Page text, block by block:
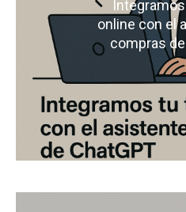
online con el
compras